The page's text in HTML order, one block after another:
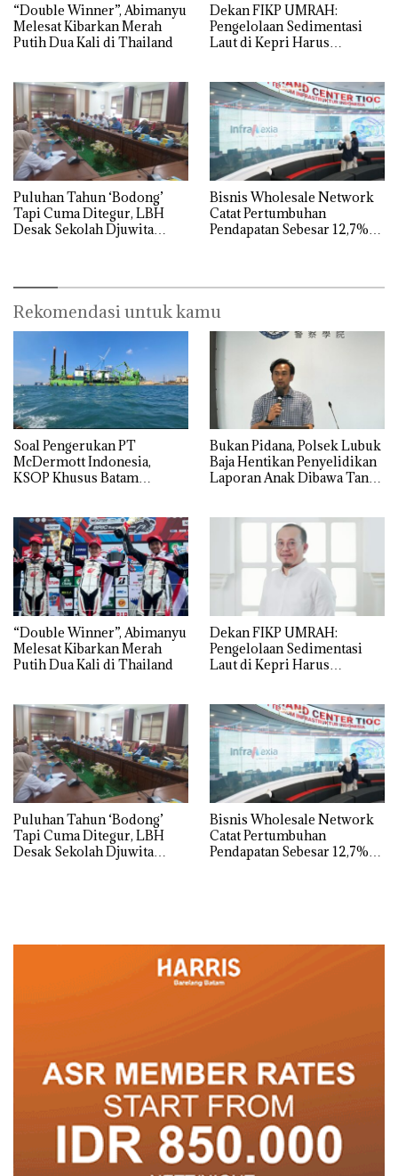
“Double Winner”, Abimanyu
Melesat Kibarkan Merah
Putih Dua Kali di Thailand
Dekan FIKP UMRAH:
Pengelolaan Sedimentasi
Laut di Kepri Harus
dengan Konservasi
Puluhan Tahun ‘Bodong’
Tapi Cuma Ditegur, LBH
Desak Sekolah Djuwita
Bisnis Wholesale Network
Catat Pertumbuhan
Pendapatan Sebesar 12,7%
Rekomendasi untuk kamu
‎Soal Pengerukan PT
McDermott Indonesia,
KSOP Khusus Batam
Bukan Pidana, Polsek Lubuk
Baja Hentikan Penyelidikan
Laporan Anak Dibawa Tanpa
“Double Winner”, Abimanyu
Melesat Kibarkan Merah
Putih Dua Kali di Thailand
Dekan FIKP UMRAH:
Pengelolaan Sedimentasi
Laut di Kepri Harus
dengan Konservasi
Puluhan Tahun ‘Bodong’
Tapi Cuma Ditegur, LBH
Desak Sekolah Djuwita
Bisnis Wholesale Network
Catat Pertumbuhan
Pendapatan Sebesar 12,7%